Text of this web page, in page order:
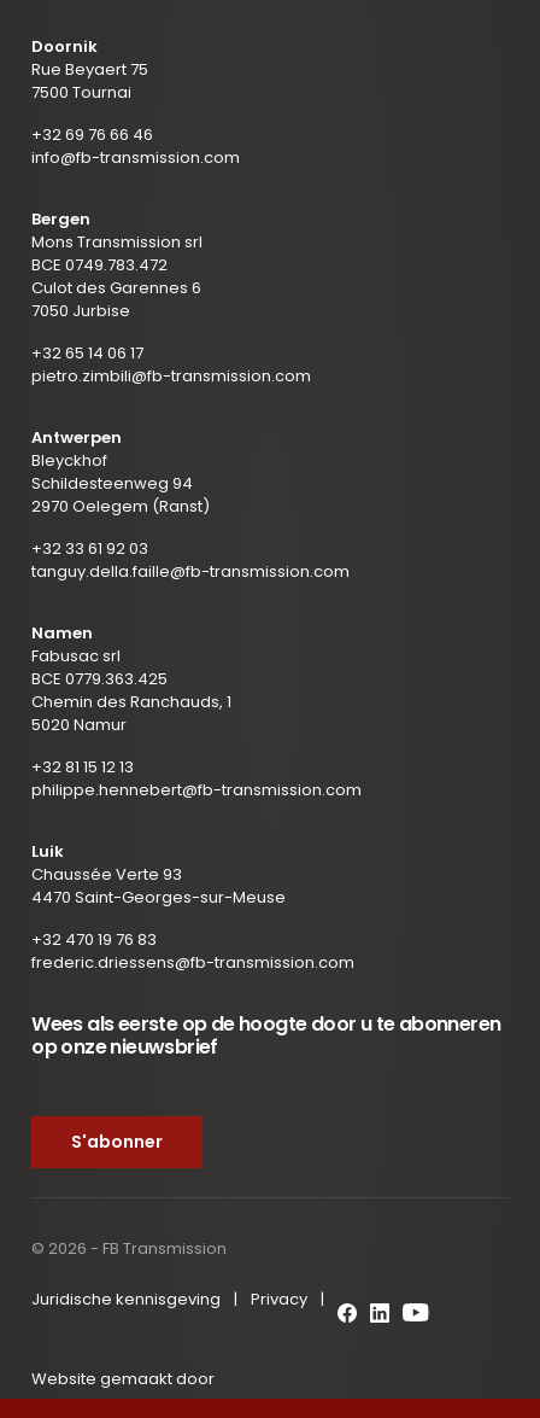
Doornik
Rue Beyaert 75
7500 Tournai
+32 69 76 66 46
info@fb-transmission.com
Bergen
Mons Transmission srl
BCE 0749.783.472
Culot des Garennes 6
7050 Jurbise
+32 65 14 06 17
pietro.zimbili@fb-transmission.com
Antwerpen
Bleyckhof
Schildesteenweg 94
2970 Oelegem (Ranst)
+32 33 61 92 03
tanguy.della.faille@fb-transmission.com
Namen
Fabusac srl
BCE 0779.363.425
Chemin des Ranchauds, 1
5020 Namur
+32 81 15 12 13
philippe.hennebert@fb-transmission.com
Luik
Chaussée Verte 93
4470 Saint-Georges-sur-Meuse
+32 470 19 76 83
frederic.driessens@fb-transmission.com
Wees als eerste op de hoogte door u te abonneren
op onze nieuwsbrief
S'abonner
© 2026 - FB Transmission
Juridische kennisgeving | Privacy |
Website gemaakt door